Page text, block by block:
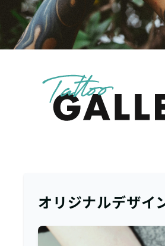
オリジナルデザイ